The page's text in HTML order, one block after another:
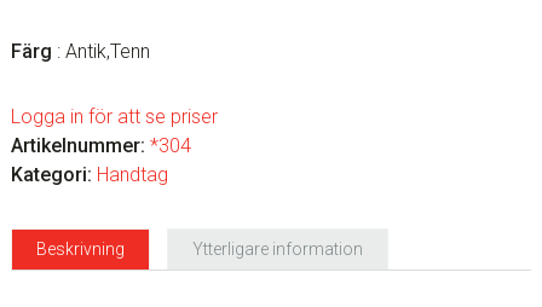
Färg : Antik,Tenn
Logga in för att se priser
Artikelnummer: *304
Kategori: Handtag
Beskrivning Ytterligare information